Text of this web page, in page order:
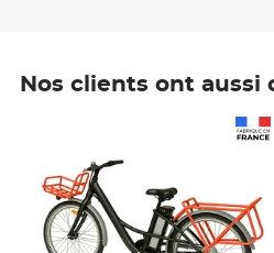
Nos clients ont aussi